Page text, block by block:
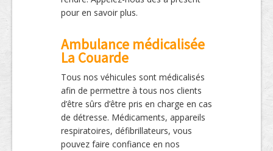
pour en savoir plus.
Ambulance médicalisée
La Couarde
Tous nos véhicules sont médicalisés
afin de permettre à tous nos clients
d’être sûrs d’être pris en charge en cas
de détresse. Médicaments, appareils
respiratoires, défibrillateurs, vous
pouvez faire confiance en nos